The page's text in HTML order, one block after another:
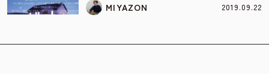
MIYAZON 2019.09.22